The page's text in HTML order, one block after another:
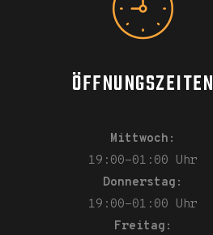
ÖFFNUNGSZEITEN
Mittwoch:
19:00-01:00 Uhr
Donnerstag:
19:00-01:00 Uhr
Freitag: